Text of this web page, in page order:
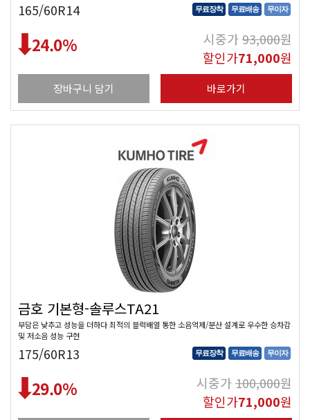
165/60R14 무료장착 무료배송 무이자
24.0% 시중가93,000원
할인가71,000원
장바구니 담기 바로가기
금호 기본형-솔루스TA21
부담은 낮추고 성능을 더하다 최적의 블럭배열 통한 소음억제/분산 설계로 우수한 승차감
및 저소음 성능 구현
175/60R13 무료장착 무료배송 무이자
29.0% 시중가100,000원
할인가71,000원